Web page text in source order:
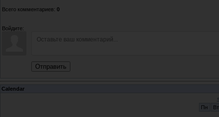
Всего комментариев: 0
Войдите:
Отправить
Calendar
Пн
Вт